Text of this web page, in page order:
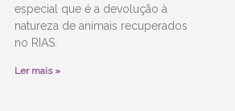
especial que é a devolução à
natureza de animais recuperados
no RIAS.
Ler mais »